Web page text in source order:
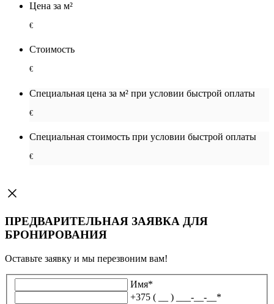
Цена за м²
€
Стоимость
€
Специальная цена за м² при условии быстрой оплаты
€
Специальная cтоимость при условии быстрой оплаты
€
ПРЕДВАРИТЕЛЬНАЯ ЗАЯВКА ДЛЯ
БРОНИРОВАНИЯ
Оставьте заявку и мы перезвоним вам!
Имя*
+375 ( __ ) ___-__-__ *